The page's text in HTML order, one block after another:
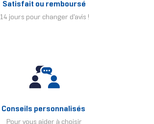
Satisfait ou remboursé
14 jours pour changer d'avis !
Conseils personnalisés
Pour vous aider à choisir